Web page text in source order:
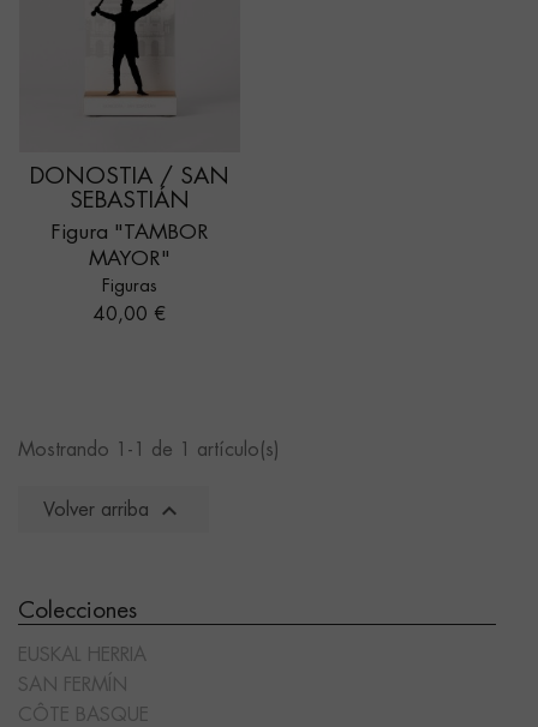
Colecciones
EUSKAL HERRIA
SAN FERMÍN
CÔTE BASQUE
DONOSTIA / SAN
SEBASTIÁN
Figura "TAMBOR
MAYOR"
Figuras
Precio
40,00 €
Mostrando 1-1 de 1 artículo(s)
Volver arriba 